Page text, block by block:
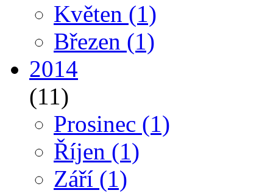
Květen (1)
Březen (1)
2014
(11)
Prosinec (1)
Říjen (1)
Září (1)